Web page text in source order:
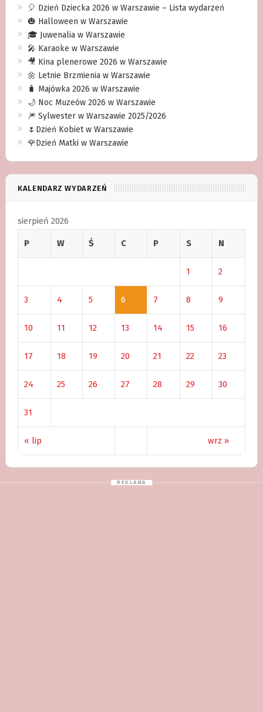
🎈 Dzień Dziecka 2026 w Warszawie – Lista wydarzeń
🎃 Halloween w Warszawie
🎓 Juwenalia w Warszawie
🎤 Karaoke w Warszawie
🎥 Kina plenerowe 2026 w Warszawie
🌼 Letnie Brzmienia w Warszawie
🧳 Majówka 2026 w Warszawie
🌙 Noc Muzeów 2026 w Warszawie
🎆 Sylwester w Warszawie 2025/2026
🌷Dzień Kobiet w Warszawie
🌹Dzień Matki w Warszawie
KALENDARZ WYDARZEŃ
sierpień 2026
P W Ś C P S N
« lip wrz »
1 2
3 4 5 6 7 8 9
10 11 12 13 14 15 16
17 18 19 20 21 22 23
24 25 26 27 28 29 30
31